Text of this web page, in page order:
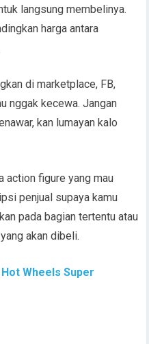
langsung membelinya.
harga antara
di marketplace, FB,
nggak kecewa. Jangan
kan lumayan kalo
action figure yang mau
penjual supaya kamu
pada bagian tertentu atau
akan dibeli.
Wheels Super